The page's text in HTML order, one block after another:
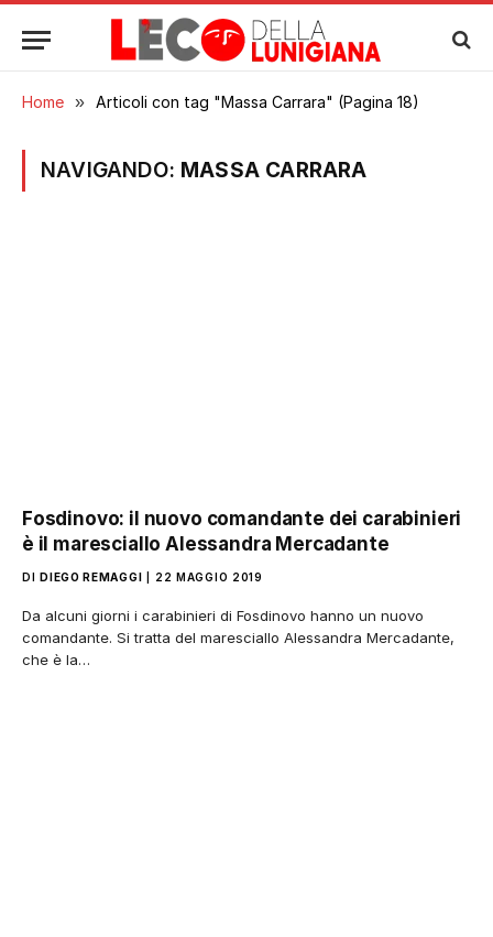
Home » Articoli con tag "Massa Carrara" (Pagina 18)
NAVIGANDO: MASSA CARRARA
Fosdinovo: il nuovo comandante dei carabinieri
è il maresciallo Alessandra Mercadante
DI DIEGO REMAGGI 22 MAGGIO 2019
Da alcuni giorni i carabinieri di Fosdinovo hanno un nuovo
comandante. Si tratta del maresciallo Alessandra Mercadante,
che è la…